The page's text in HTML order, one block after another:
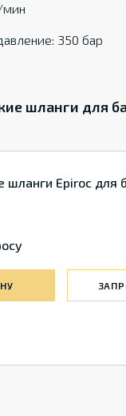
мин
350 бар
шланги для
шланги Epiroc для